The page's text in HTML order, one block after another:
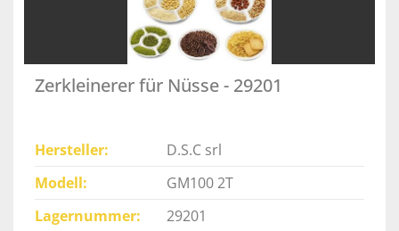
Zerkleinerer für Nüsse - 29201
Hersteller
D.S.C srl
Modell
GM100 2T
Lagernummer
29201